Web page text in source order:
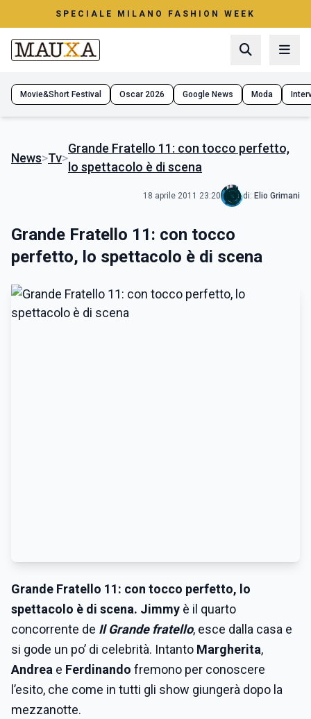
SPECIALE MILANO FASHION WEEK
Movie&Short Festival Oscar 2026 Google News Moda
News>Tv>
Grande Fratello 11: con tocco perfetto,
lo spettacolo è di scena
18 aprile 2011 23:20 di: Elio Grimani
Grande Fratello 11: con tocco
perfetto, lo spettacolo è di scena
Grande Fratello 11: con tocco perfetto, lo
spettacolo è di scena. Jimmy è il quarto
concorrente de Il Grande fratello, esce dalla casa e
si gode un po’ di celebrità. Intanto Margherita,
Andrea e Ferdinando fremono per conoscere
l’esito, che come in tutti gli show giungerà dopo la
mezzanotte.